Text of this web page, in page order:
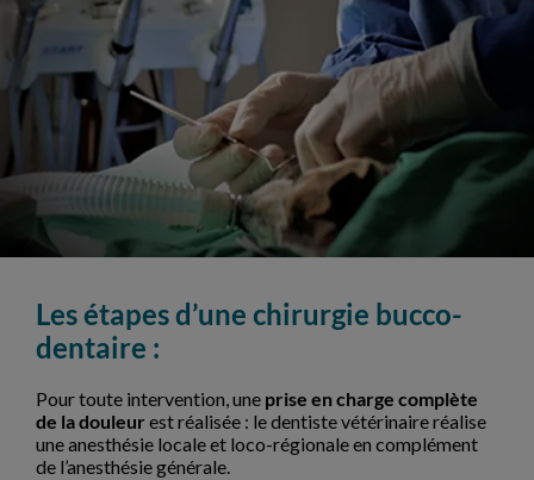
Les étapes d’une chirurgie bucco-
dentaire :
Pour toute intervention, une prise en charge complète
de la douleur est réalisée : le dentiste vétérinaire réalise
une anesthésie locale et loco-régionale en complément
de l’anesthésie générale.